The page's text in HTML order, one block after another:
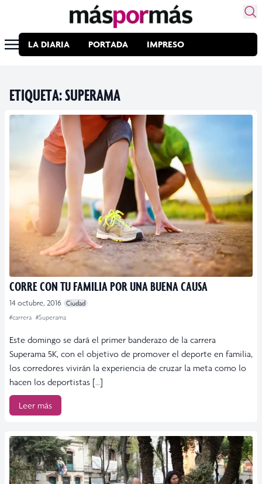
LA DIARIA PORTADA IMPRESO
ETIQUETA:SUPERAMA
CORRE CON TU FAMILIA POR UNA BUENA CAUSA
14 octubre, 2016 Ciudad
#carrera #Superama
Este domingo se dará el primer banderazo de la carrera
Superama 5K, con el objetivo de promover el deporte en familia,
los corredores vivirán la experiencia de cruzar la meta como lo
hacen los deportistas […]
Leer más